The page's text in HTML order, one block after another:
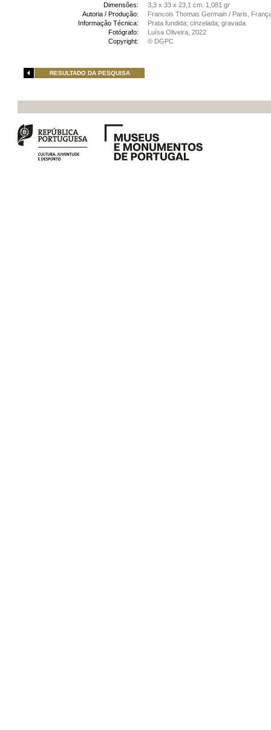
Dimensões:
3,3 x 33 x 23,1 cm. 1,081 gr
Autoria / Produção:
Francois Thomas Germain / Paris,
Informação Técnica:
Prata fundida; cinzelada; gravada.
Fotógrafo:
Luísa Oliveira, 2022
Copyright:
© DGPC
RESULTADO DA PESQUISA